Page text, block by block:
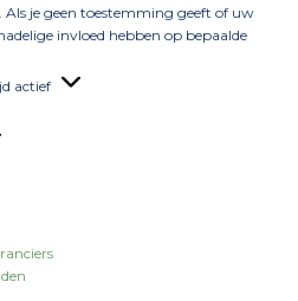
Als je geen toestemming geeft of uw
invloed hebben op bepaalde
actief